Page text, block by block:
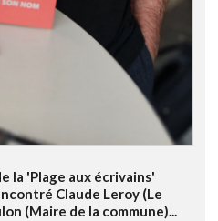
la 'Plage aux écrivains'
Claude Leroy (Le
(Maire de la commune)...